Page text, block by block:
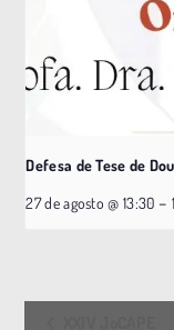
Defesa de Tese de
27 de agosto @ 13:30 –